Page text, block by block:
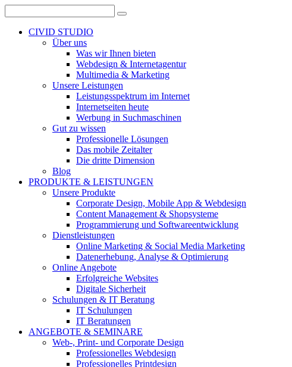
CIVID STUDIO
Über uns
Was wir Ihnen bieten
Webdesign & Internetagentur
Multimedia & Marketing
Unsere Leistungen
Leistungsspektrum im Internet
Internetseiten heute
Werbung in Suchmaschinen
Gut zu wissen
Professionelle Lösungen
Das mobile Zeitalter
Die dritte Dimension
Blog
PRODUKTE & LEISTUNGEN
Unsere Produkte
Corporate Design, Mobile App & Webdesign
Content Management & Shopsysteme
Programmierung und Softwareentwicklung
Dienstleistungen
Online Marketing & Social Media Marketing
Datenerhebung, Analyse & Optimierung
Online Angebote
Erfolgreiche Websites
Digitale Sicherheit
Schulungen & IT Beratung
IT Schulungen
IT Beratungen
ANGEBOTE & SEMINARE
Web-, Print- und Corporate Design
Professionelles Webdesign
Professionelles Printdesign